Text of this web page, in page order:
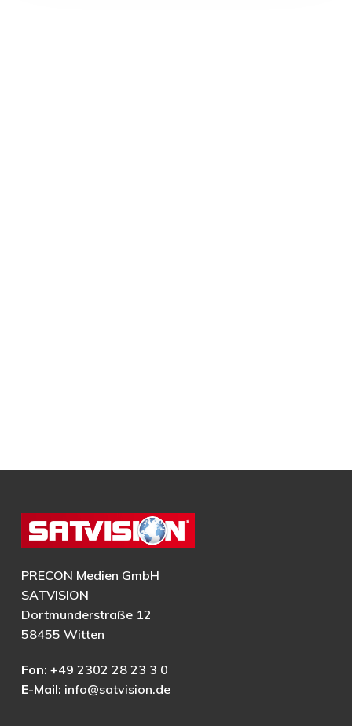
PRECON Medien GmbH
SATVISION
Dortmunderstraße 12
58455 Witten
Fon: +49 2302 28 23 3 0
E-Mail: info@satvision.de